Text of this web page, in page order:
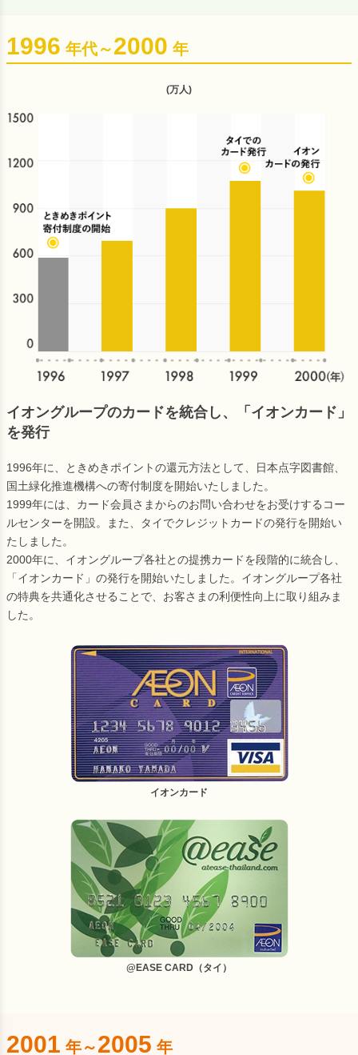
1996 年代～2000 年
(万人)
イオングループのカードを統合し、「イオンカード」
を発行
1996年に、ときめきポイントの還元方法として、日本点字図書館、
国土緑化推進機構への寄付制度を開始いたしました。
1999年には、カード会員さまからのお問い合わせをお受けするコー
ルセンターを開設。また、タイでクレジットカードの発行を開始い
たしました。
2000年に、イオングループ各社との提携カードを段階的に統合し、
「イオンカード」の発行を開始いたしました。イオングループ各社
の特典を共通化させることで、お客さまの利便性向上に取り組みま
した。
イオンカード
@EASE CARD（タイ）
2001 年～2005 年